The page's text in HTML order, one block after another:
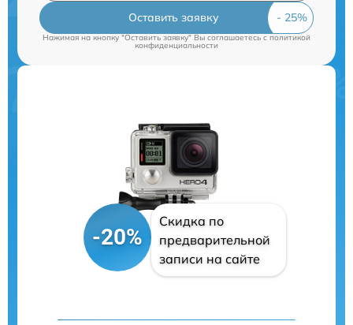
Оставить заявку
Нажимая на кнопку "Оставить заявку" Вы соглашаетесь c политикой
конфиденциальности
-20%
Скидка по
предварительной
записи на сайте